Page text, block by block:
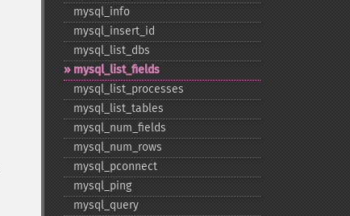
mysql_​info
mysql_​insert_​id
mysql_​list_​dbs
mysql_​list_​fields
mysql_​list_​processes
mysql_​list_​tables
mysql_​num_​fields
mysql_​num_​rows
mysql_​pconnect
mysql_​ping
mysql_​query